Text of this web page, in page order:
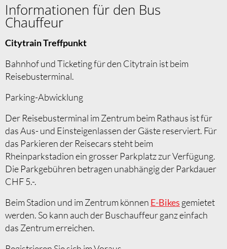
Informationen für den Bus
Chauffeur
Citytrain Treffpunkt
Bahnhof und Ticketing für den Citytrain ist beim
Reisebusterminal.
Parking-Abwicklung
Der Reisebusterminal im Zentrum beim Rathaus ist für
das Aus- und Einsteigenlassen der Gäste reserviert. Für
das Parkieren der Reisecars steht beim
Rheinparkstadion ein grosser Parkplatz zur Verfügung.
Die Parkgebühren betragen unabhängig der Parkdauer
CHF 5.-.
Beim Stadion und im Zentrum können E-Bikes gemietet
werden. So kann auch der Buschauffeur ganz einfach
das Zentrum erreichen.